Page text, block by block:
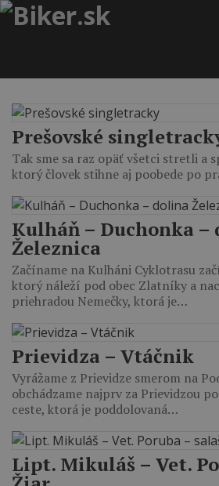
Prešovské
Tak sme sa raz opäť všetci stretli a
ktorý človek stihne aj poobede po
Kulháň – Duchonka –
Železnica
Začíname na Kulháni Cyklotrasu
ktorý náleží pod obec Zlatníky a
priehradou Nemečky, ktorá je…
Prievidza – Vtáčnik
Vyrážame z Prievidze smerom na
obchádzame najprv za Prievidzou
ceste, ktorá je poddolovaná…
Lipt. Mikuláš – Vet.